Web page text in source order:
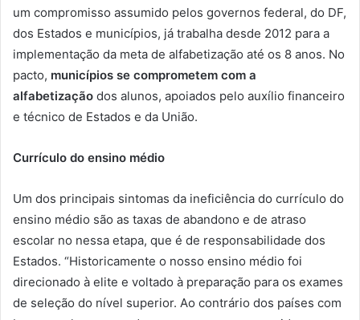
um compromisso assumido pelos governos federal, do DF,
dos Estados e municípios, já trabalha desde 2012 para a
implementação da meta de alfabetização até os 8 anos. No
pacto, municípios se comprometem com a
alfabetização dos alunos, apoiados pelo auxílio financeiro
e técnico de Estados e da União.
Currículo do ensino médio
Um dos principais sintomas da ineficiência do currículo do
ensino médio são as taxas de abandono e de atraso
escolar no nessa etapa, que é de responsabilidade dos
Estados. “Historicamente o nosso ensino médio foi
direcionado à elite e voltado à preparação para os exames
de seleção do nível superior. Ao contrário dos países com